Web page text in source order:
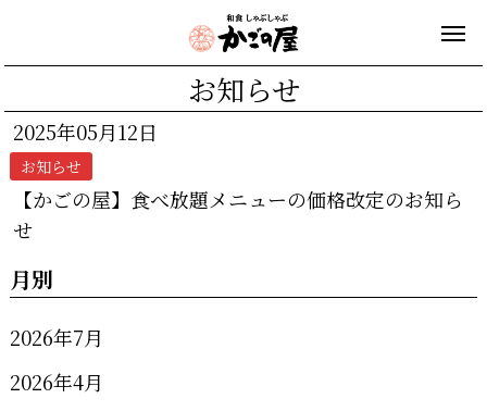
お知らせ
2025年05月12日
お知らせ
【かごの屋】食べ放題メニューの価格改定のお知ら
せ
月別
2026年7月
2026年4月